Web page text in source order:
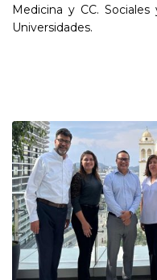
Medicina y CC.
Universidades.